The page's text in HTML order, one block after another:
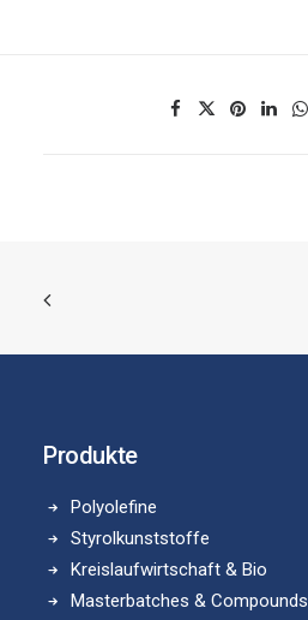
Produkte
Polyolefine
Styrolkunststoffe
Kreislaufwirtschaft & Bio
Masterbatches & Compounds